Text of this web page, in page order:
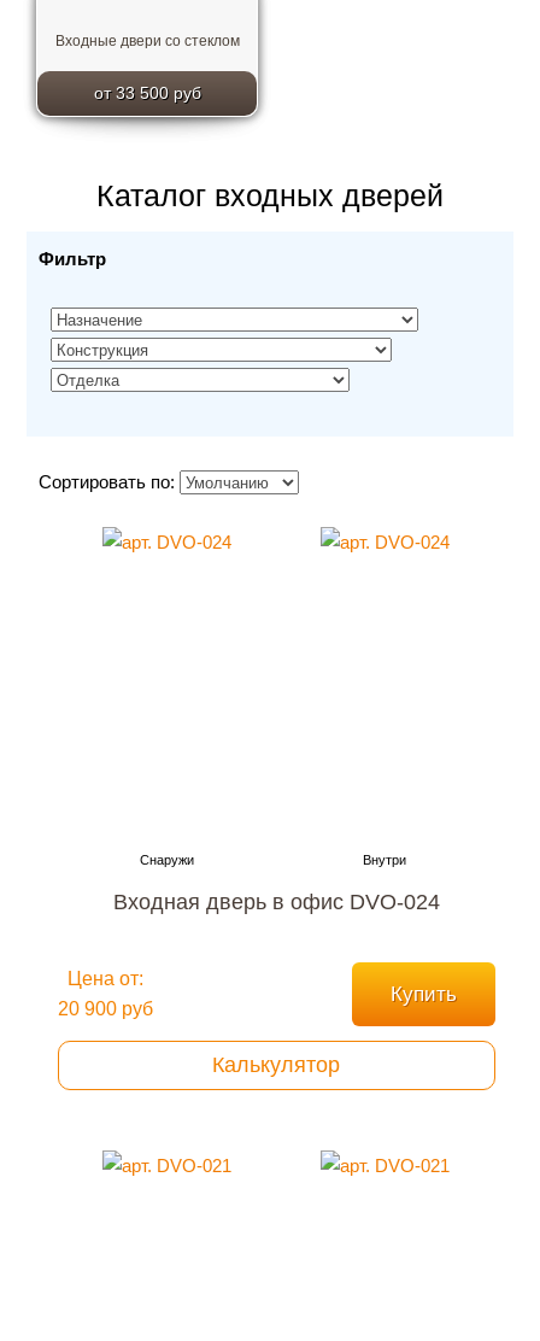
Входные двери со стеклом
от 33 500 руб
Каталог входных дверей
Фильтр
Сортировать по:
Входная дверь в офис DVO-024
Цена от:
20 900 руб
Купить
Калькулятор